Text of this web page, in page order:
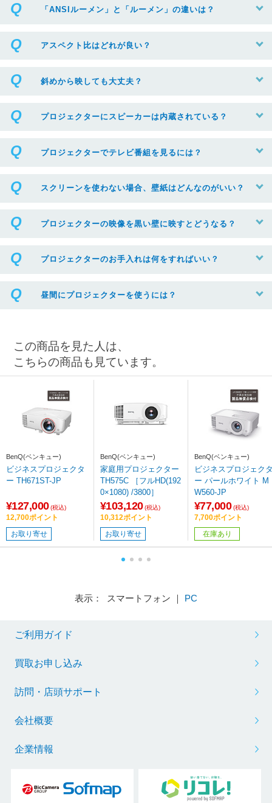
「ANSIルーメン」と「ルーメン」の違いは？
アスペクト比はどれが良い？
斜めから映しても大丈夫？
プロジェクターにスピーカーは内蔵されている？
プロジェクターでテレビ番組を見るには？
スクリーンを使わない場合、壁紙はどんなのがいい？
プロジェクターの映像を黒い壁に映すとどうなる？
プロジェクターのお手入れは何をすればいい？
昼間にプロジェクターを使うには？
この商品を見た人は、
こちらの商品も見ています。
BenQ(ベンキュー)
ビジネスプロジェクタ
ー TH671ST-JP
¥127,000 (税込)
12,700ポイント
お取り寄せ
BenQ(ベンキュー)
家庭用プロジェクター
TH575C ［フルHD(192
0×1080) /3800］
¥103,120 (税込)
10,312ポイント
お取り寄せ
BenQ(ベンキュー)
ビジネスプロジェク
ー パールホワイト M
W560-JP
¥77,000 (税込)
7,700ポイント
在庫あり
表示： スマートフォン ｜ PC
ご利用ガイド
買取お申し込み
訪問・店頭サポート
会社概要
企業情報